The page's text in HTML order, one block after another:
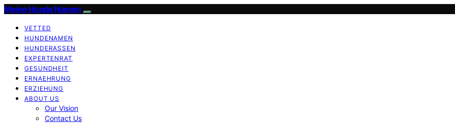
Meine Hunde Namen
VETTED
HUNDENAMEN
HUNDERASSEN
EXPERTENRAT
GESUNDHEIT
ERNAEHRUNG
ERZIEHUNG
ABOUT US
Our Vision
Contact Us